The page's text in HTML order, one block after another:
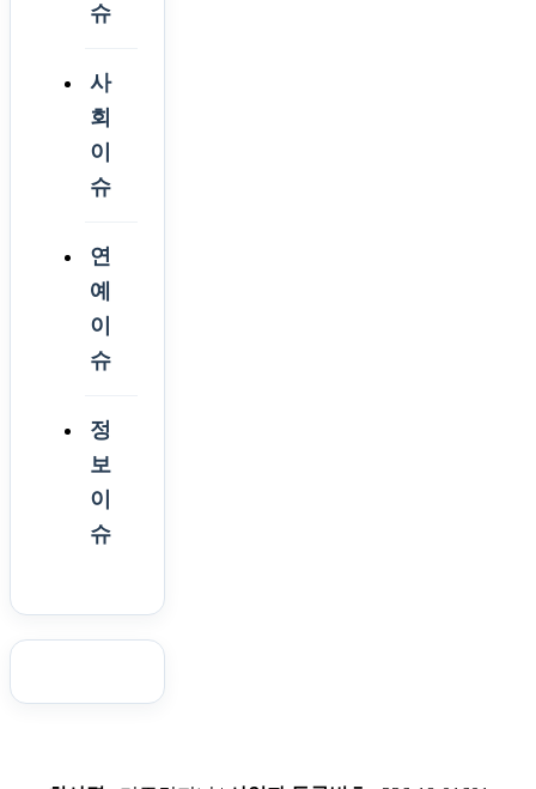
슈
사
회
이
슈
연
예
이
슈
정
보
이
슈